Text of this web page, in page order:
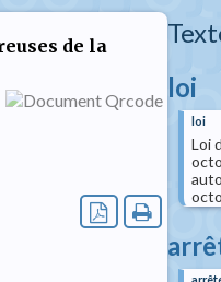
de la
loi
loi
Loi